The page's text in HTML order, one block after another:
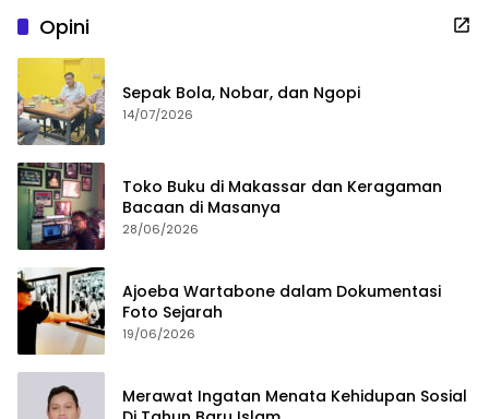
Opini
Sepak Bola, Nobar, dan Ngopi
14/07/2026
Toko Buku di Makassar dan Keragaman
Bacaan di Masanya
28/06/2026
Ajoeba Wartabone dalam Dokumentasi
Foto Sejarah
19/06/2026
Merawat Ingatan Menata Kehidupan Sosial